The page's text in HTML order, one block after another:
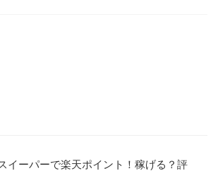
イーパーで楽天ポイント！稼げる？評